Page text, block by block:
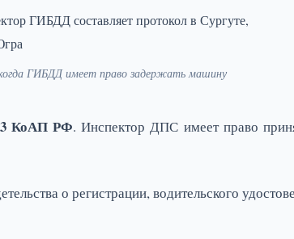
ГИБДД имеет право задержать машину
КоАП РФ. Инспектор ДПС имеет право
о регистрации, водительского